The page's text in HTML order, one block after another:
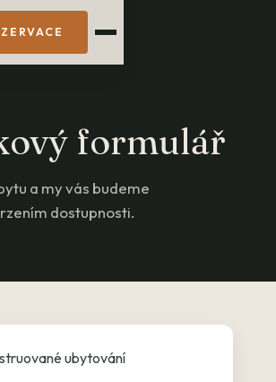
formulář
a my vás budeme
dostupnosti.
ubytování